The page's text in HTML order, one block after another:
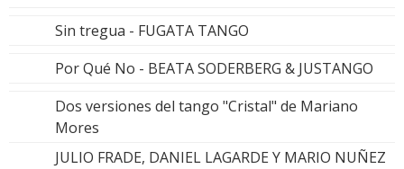
Sin tregua - FUGATA TANGO
Por Qué No - BEATA SODERBERG & JUSTANGO
Dos versiones del tango "Cristal" de Mariano
Mores
JULIO FRADE, DANIEL LAGARDE Y MARIO NUÑEZ